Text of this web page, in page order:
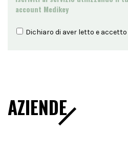
account Medikey
Dichiaro di aver letto e
AZIENDE